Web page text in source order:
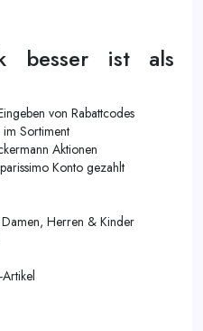
besser ist als
von Rabattcodes
Sortiment
Aktionen
Konto gezahlt
Herren & Kinder